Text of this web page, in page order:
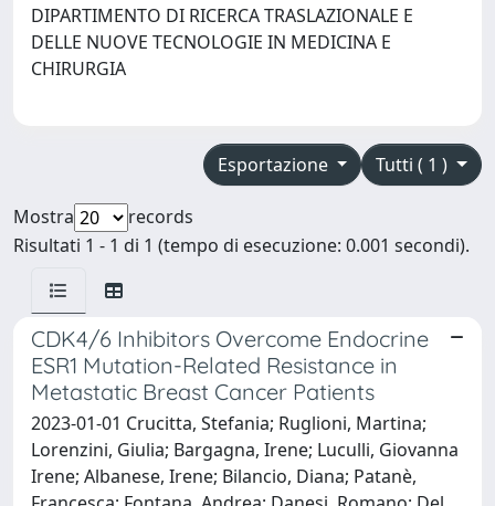
DIPARTIMENTO DI RICERCA TRASLAZIONALE E
DELLE NUOVE TECNOLOGIE IN MEDICINA E
CHIRURGIA
Tutti ( 1 )
Esportazione
Mostra
records
Risultati 1 - 1 di 1 (tempo di esecuzione: 0.001 secondi).
CDK4/6 Inhibitors Overcome Endocrine
ESR1 Mutation-Related Resistance in
Metastatic Breast Cancer Patients
2023-01-01 Crucitta, Stefania; Ruglioni, Martina;
Lorenzini, Giulia; Bargagna, Irene; Luculli, Giovanna
Irene; Albanese, Irene; Bilancio, Diana; Patanè,